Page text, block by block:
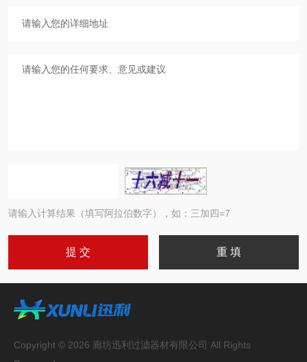
请输入计算结果（填写阿拉伯数字），如：三加四=7
Copyright © 2026 廊坊迅利过滤器材有限公司 All Rights